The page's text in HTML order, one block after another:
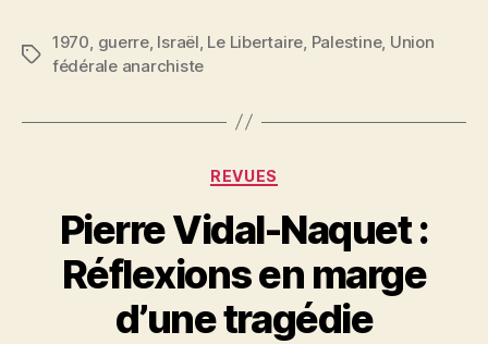
arabe »
Étiquettes
1970 guerre, Israël Le Libertaire Palestine, Union
fédérale anarchiste
Catégories
REVUES
Pierre Vidal-Naquet :
Réflexions en marge
d’une tragédie
a
S